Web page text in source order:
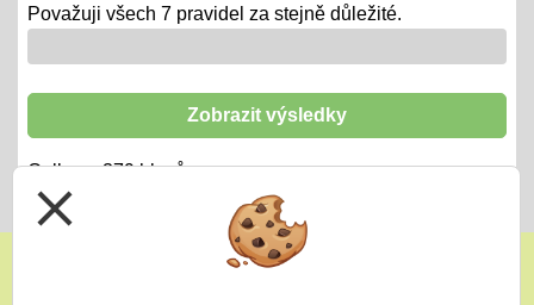
volba otázky - závěrečné zkoušky IX.
"Duhová akademie"
-tradiční představení třídních kolektivů ZŠ i MŠ
Testování - závěr šk. roku:
Považuji všech 7 pravidel za stejně důležité.
Zobrazit výsledky
Celkem:379hlasů
close